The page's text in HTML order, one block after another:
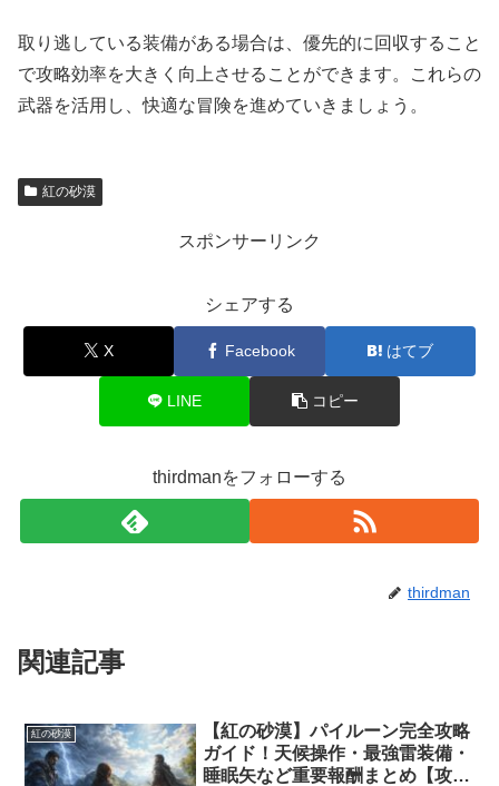
取り逃している装備がある場合は、優先的に回収すること
で攻略効率を大きく向上させることができます。これらの
武器を活用し、快適な冒険を進めていきましょう。
紅の砂漠
スポンサーリンク
シェアする
X Facebook はてブ
LINE コピー
thirdmanをフォローする
thirdman
関連記事
紅の砂漠
【紅の砂漠】パイルーン完全攻略
ガイド！天候操作・最強雷装備・
睡眠矢など重要報酬まとめ【攻